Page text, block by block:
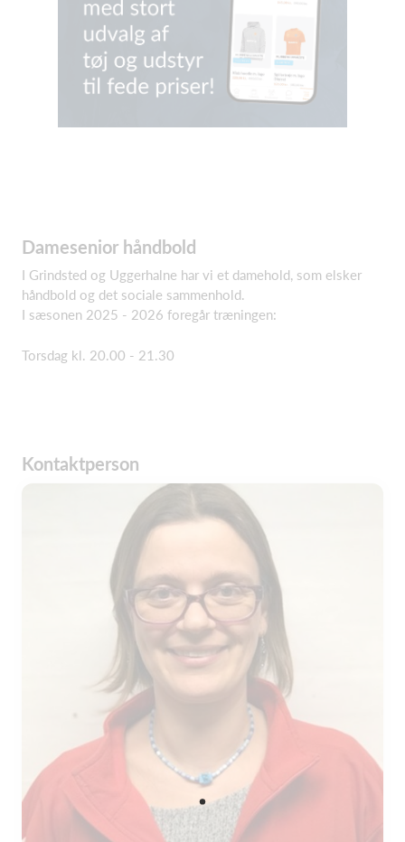
Damesenior håndbold
I Grindsted og Uggerhalne har vi et damehold, som elsker
håndbold og det sociale sammenhold.
I sæsonen 2025 - 2026 foregår træningen:
Torsdag kl. 20.00 - 21.30
Kontaktperson